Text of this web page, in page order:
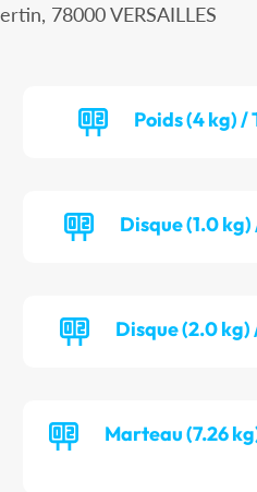
78000 VERSAILLES
Poids (4 kg) /
Disque (1.0 kg)
Disque (2.0 kg)
Marteau (7.26